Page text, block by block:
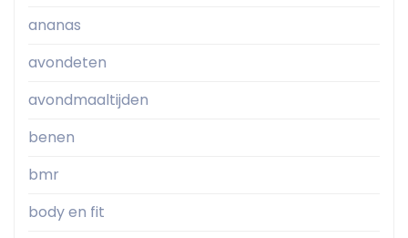
ananas
avondeten
avondmaaltijden
benen
bmr
body en fit